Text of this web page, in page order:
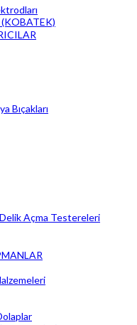
(KOBATEK)
Bıçakları
Açma Testereleri